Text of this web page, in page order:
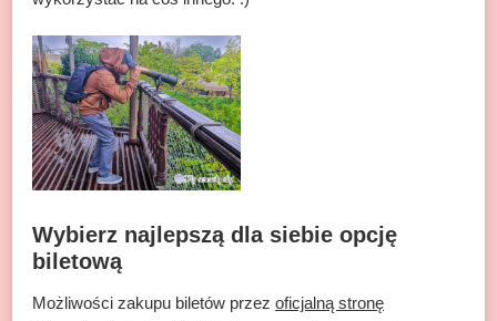
Wybierz najlepszą dla siebie opcję
biletową
Możliwości zakupu biletów przez oficjalną stronę